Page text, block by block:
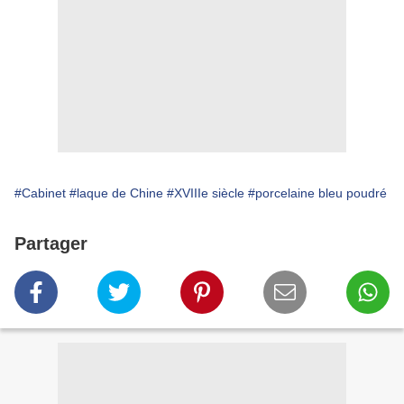
#Cabinet #laque de Chine #XVIIIe siècle #porcelaine bleu poudré
Partager